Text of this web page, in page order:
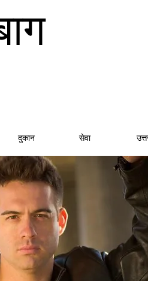
दुकान सेवा